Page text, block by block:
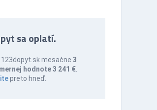
sa oplatí.
123dopyt.sk mesačne 3
hodnote 3 241 €.
preto hneď.